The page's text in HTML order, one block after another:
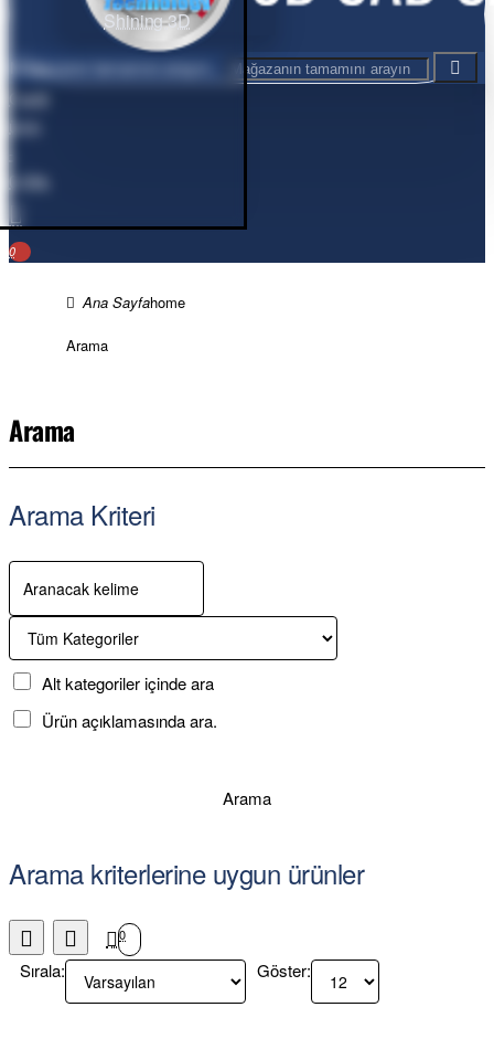
Shining 3D
Mağazanın tamamını arayın...
Cart0
ürün
0,00₺
0
home
Arama
Arama
Arama Kriteri
Alt kategoriler içinde ara
Ürün açıklamasında ara.
Arama
Arama kriterlerine uygun ürünler
0
Sırala: Göster: